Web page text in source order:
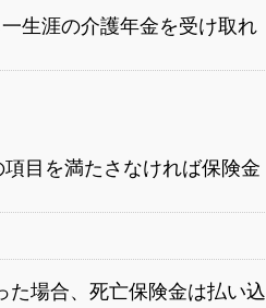
生涯の介護年金を受け取れ
目を満たさなければ保険金
た場合、死亡保険金は払い込